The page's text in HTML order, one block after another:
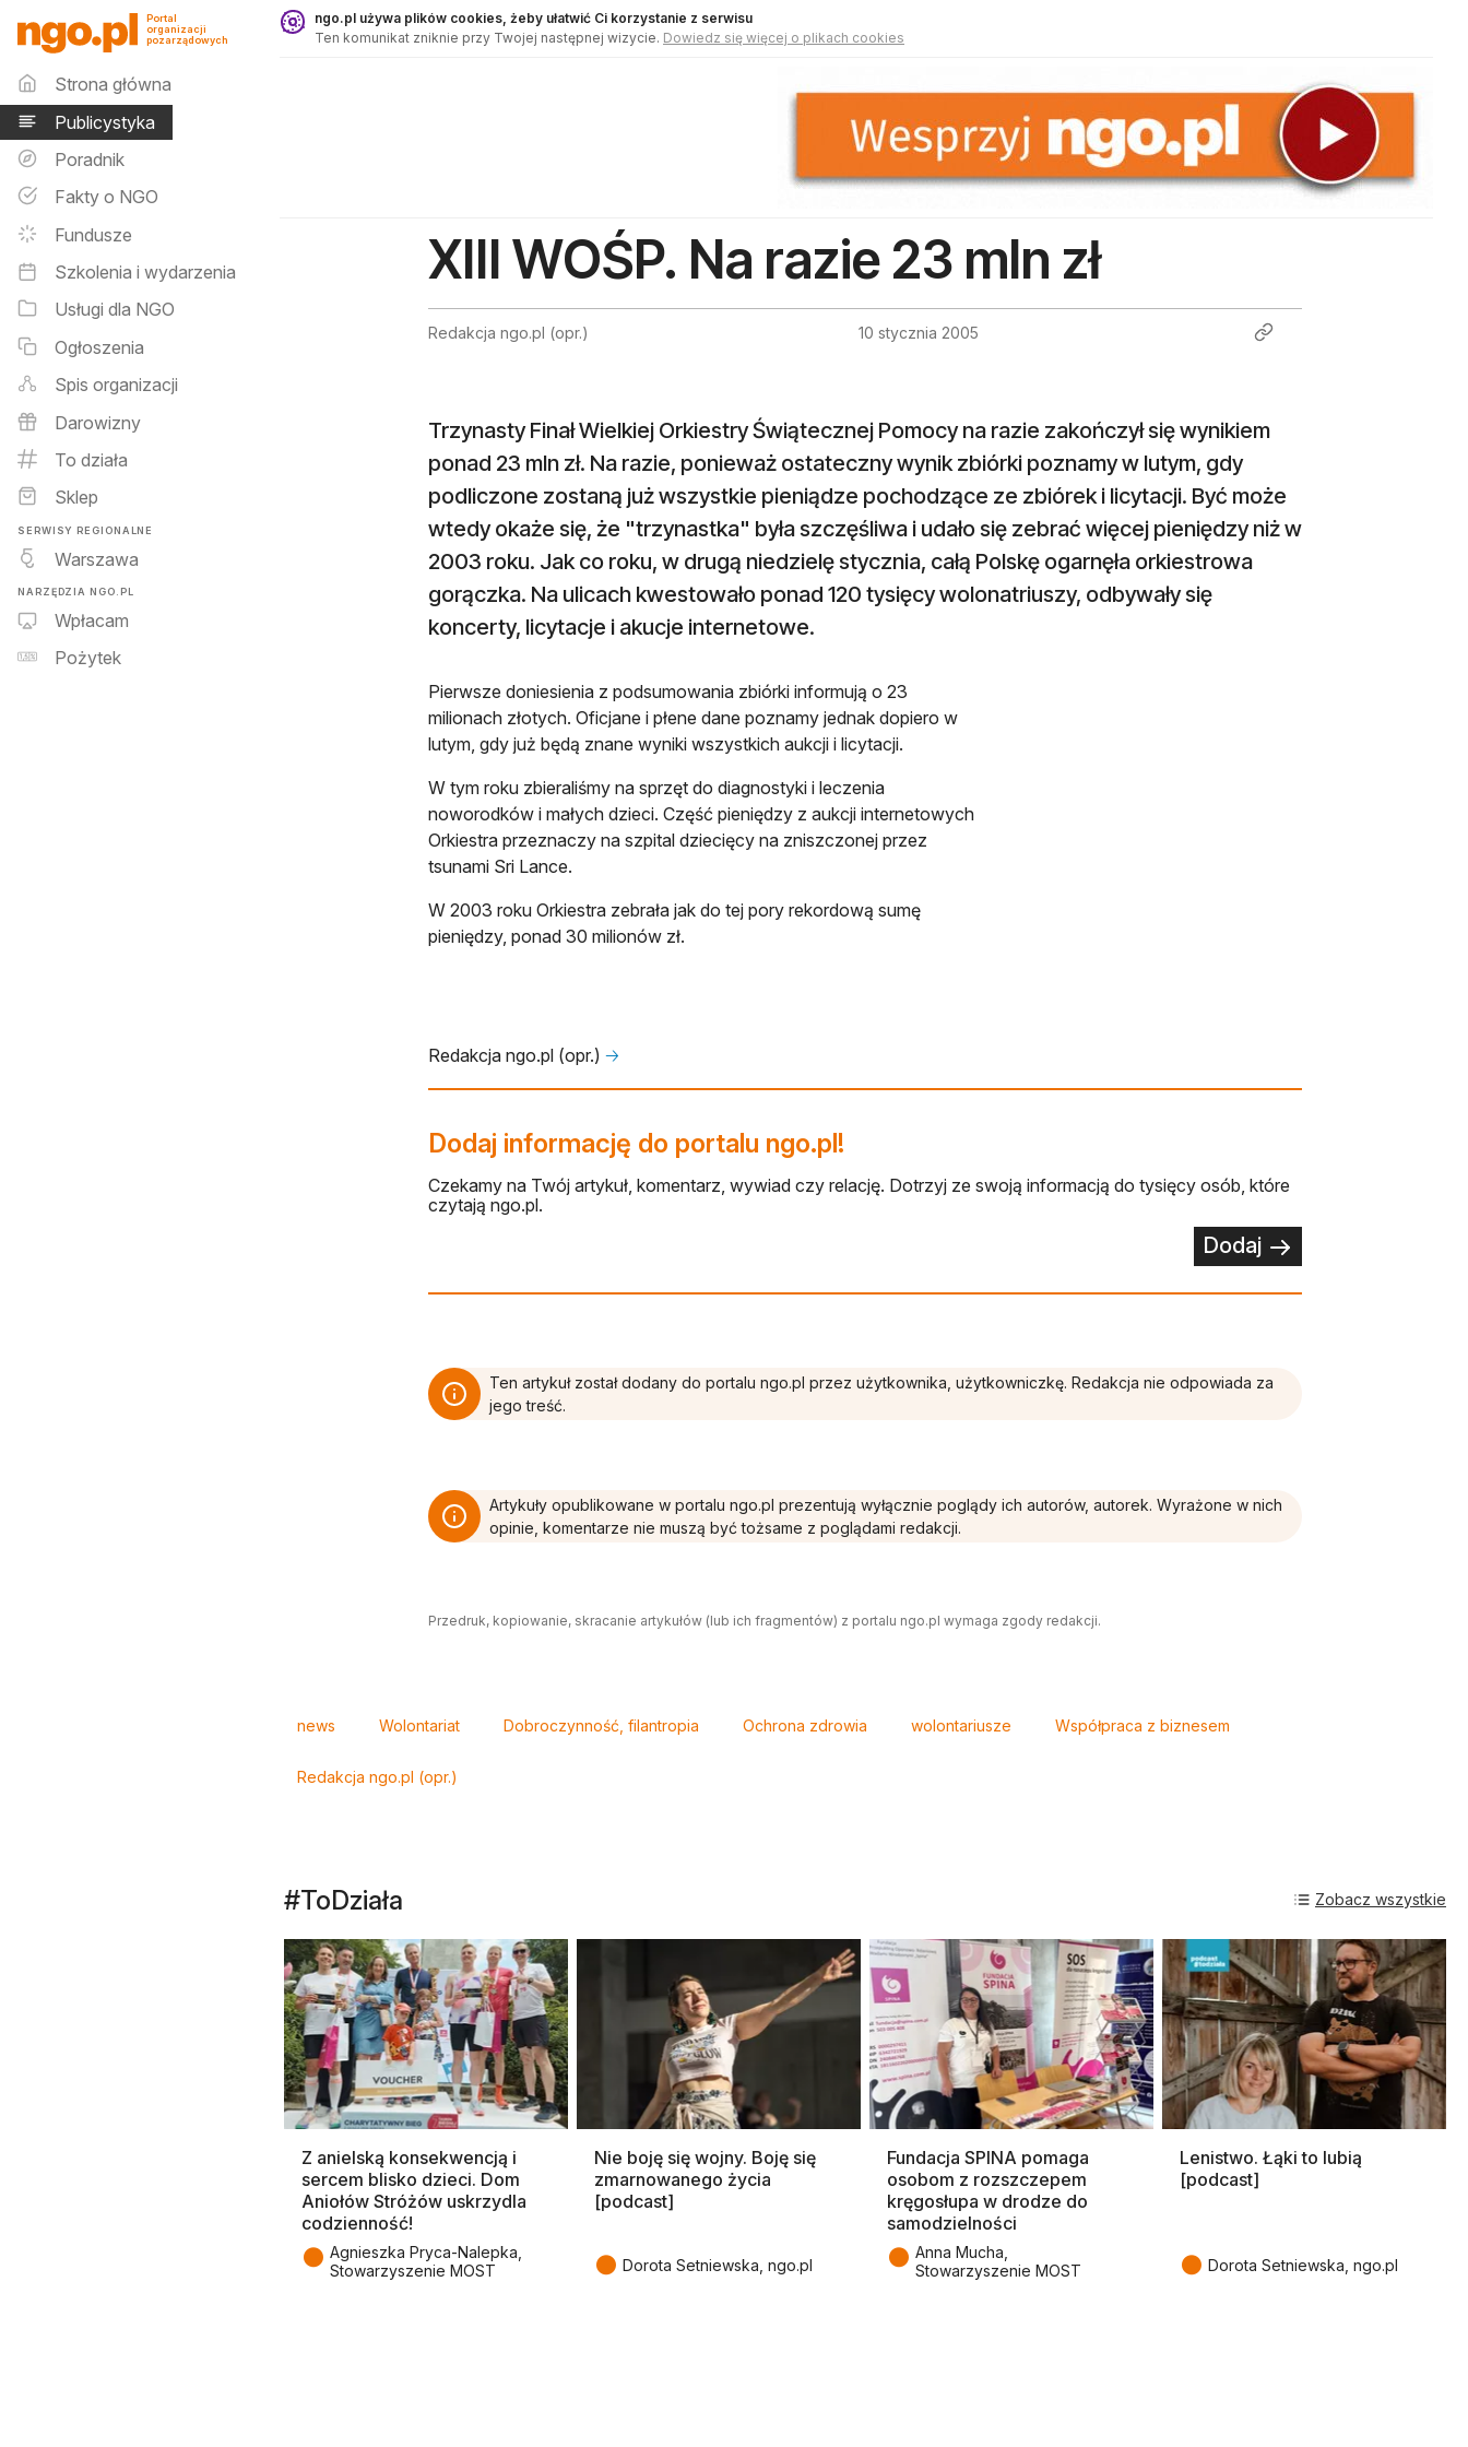
Publicystyka - ngo.pl
Portal
organizacji
pozarządowych
Menu główne
Strona główna
Publicystyka
Poradnik
Fakty o NGO
Fundusze
Szkolenia i wydarzenia
Usługi dla NGO
Ogłoszenia
Spis organizacji
Darowizny
To działa
Sklep
SERWISY REGIONALNE
Warszawa
NARZĘDZIA NGO.PL
Wpłacam
Pożytek
ngo.pl używa plików cookies, żeby ułatwić Ci korzystanie z serwisu
Ten komunikat zniknie przy Twojej następnej wizycie. Dowiedz się więcej o plikach cookies
XIII WOŚP. Na razie 23 mln zł
Redakcja ngo.pl (opr.) 10 stycznia 2005
Trzynasty Finał Wielkiej Orkiestry Świątecznej Pomocy na razie zakończył się wynikiem
ponad 23 mln zł. Na razie, ponieważ ostateczny wynik zbiórki poznamy w lutym, gdy
podliczone zostaną już wszystkie pieniądze pochodzące ze zbiórek i licytacji. Być może
wtedy okaże się, że "trzynastka" była szczęśliwa i udało się zebrać więcej pieniędzy niż w
2003 roku. Jak co roku, w drugą niedzielę stycznia, całą Polskę ogarnęła orkiestrowa
gorączka. Na ulicach kwestowało ponad 120 tysięcy wolonatriuszy, odbywały się
koncerty, licytacje i akucje internetowe.
Pierwsze doniesienia z podsumowania zbiórki informują o 23
milionach złotych. Oficjane i płene dane poznamy jednak dopiero w
lutym, gdy już będą znane wyniki wszystkich aukcji i licytacji.
W tym roku zbieraliśmy na sprzęt do diagnostyki i leczenia
noworodków i małych dzieci. Część pieniędzy z aukcji internetowych
Orkiestra przeznaczy na szpital dziecięcy na zniszczonej przez
tsunami Sri Lance.
W 2003 roku Orkiestra zebrała jak do tej pory rekordową sumę
pieniędzy, ponad 30 milionów zł.
Redakcja ngo.pl (opr.) 🡢
Dodaj informację do portalu ngo.pl!
Czekamy na Twój artykuł, komentarz, wywiad czy relację. Dotrzyj ze swoją informacją do tysięcy osób, które
czytają ngo.pl.
Dodaj
Ten artykuł został dodany do portalu ngo.pl przez użytkownika, użytkowniczkę. Redakcja nie odpowiada za
jego treść.
Artykuły opublikowane w portalu ngo.pl prezentują wyłącznie poglądy ich autorów, autorek. Wyrażone w nich
opinie, komentarze nie muszą być tożsame z poglądami redakcji.
Przedruk, kopiowanie, skracanie artykułów (lub ich fragmentów) z portalu ngo.pl wymaga zgody redakcji.
news Wolontariat Dobroczynność, filantropia Ochrona zdrowia wolontariusze Współpraca z biznesem
Redakcja ngo.pl (opr.)
#ToDziała
Z anielską konsekwencją i
sercem blisko dzieci. Dom
Aniołów Stróżów uskrzydla
codzienność!
● Agnieszka Pryca-Nalepka,
Stowarzyszenie MOST
Nie boję się wojny. Boję się
zmarnowanego życia
[podcast]
● Dorota Setniewska, ngo.pl
Fundacja SPINA pomaga
osobom z rozszczepem
kręgosłupa w drodze do
samodzielności
● Anna Mucha,
Stowarzyszenie MOST
Lenistwo. Łąki to lubią
[podcast]
● Dorota Setniewska, ngo.pl
Zobacz wszystkie